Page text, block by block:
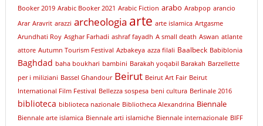
Booker 2019 Arabic Booker 2021 Arabic Fiction arabo Arabpop arancio
Arar Aravrit arazzi archeologia arte arte islamica Artgasme
Arundhati Roy Asghar Farhadi ashraf fayadh A small death Aswan atlante
attore Autumn Tourism Festival Azbakeya azza filali Baalbeck Babiblonia
Baghdad baha boukhari bambini Barakah yoqabil Barakah Barzellette
per i miliziani Bassel Ghandour Beirut Beirut Art Fair Beirut
International Film Festival Bellezza sospesa beni cultura Berlinale 2016
biblioteca biblioteca nazionale Bibliotheca Alexandrina Biennale
Biennale arte islamica Biennale arti islamiche Biennale internazionale BIFF